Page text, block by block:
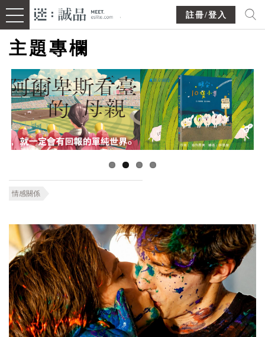
註冊/登入
主題專欄
情感關係